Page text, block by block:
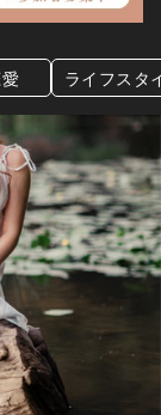
ライフスタ